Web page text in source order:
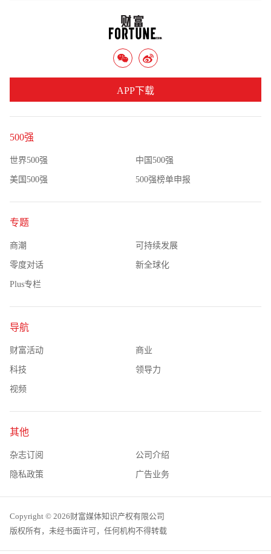
500强
世界500强 中国500强
美国500强 500强榜单申报
专题
商潮 可持续发展
零度对话 新全球化
Plus专栏
导航
财富活动 商业
科技 领导力
视频
其他
杂志订阅 公司介绍
隐私政策 广告业务
APP下载
Copyright © 2026财富媒体知识产权有限公司
版权所有，未经书面许可，任何机构不得转载